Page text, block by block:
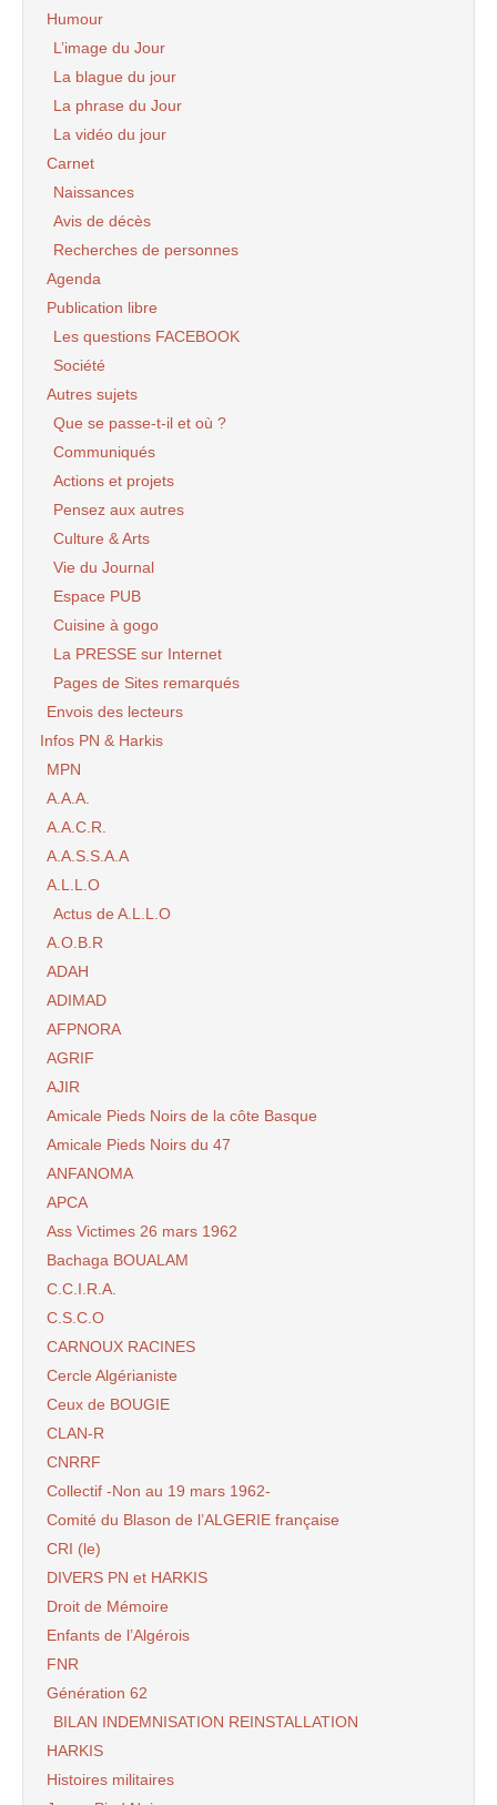
Humour
L’image du Jour
La blague du jour
La phrase du Jour
La vidéo du jour
Carnet
Naissances
Avis de décès
Recherches de personnes
Agenda
Publication libre
Les questions FACEBOOK
Société
Autres sujets
Que se passe-t-il et où ?
Communiqués
Actions et projets
Pensez aux autres
Culture & Arts
Vie du Journal
Espace PUB
Cuisine à gogo
La PRESSE sur Internet
Pages de Sites remarqués
Envois des lecteurs
Infos PN & Harkis
MPN
A.A.A.
A.A.C.R.
A.A.S.S.A.A
A.L.L.O
Actus de A.L.L.O
A.O.B.R
ADAH
ADIMAD
AFPNORA
AGRIF
AJIR
Amicale Pieds Noirs de la côte Basque
Amicale Pieds Noirs du 47
ANFANOMA
APCA
Ass Victimes 26 mars 1962
Bachaga BOUALAM
C.C.I.R.A.
C.S.C.O
CARNOUX RACINES
Cercle Algérianiste
Ceux de BOUGIE
CLAN-R
CNRRF
Collectif -Non au 19 mars 1962-
Comité du Blason de l’ALGERIE française
CRI (le)
DIVERS PN et HARKIS
Droit de Mémoire
Enfants de l’Algérois
FNR
Génération 62
BILAN INDEMNISATION REINSTALLATION
HARKIS
Histoires militaires